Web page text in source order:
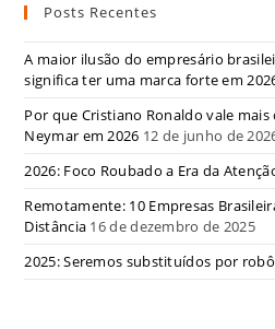
Posts Recentes
A maior ilusão do empresário
significa ter uma marca forte em
Por que Cristiano Ronaldo vale
Neymar em 2026 12 de junho de
2026: Foco Roubado a Era da
Remotamente: 10 Empresas
Distância 16 de dezembro de 2025
2025: Seremos substituídos por